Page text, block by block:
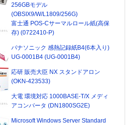
256GBモデル
(OBSIX9/W/L1809/256G)
富士通 POS-Cサーマルロール紙(高保
存) (0722410-P)
パナソニック 感熱記録紙B4(6本入り)
UG-0001B4 (UG-0001B4)
応研 販売大臣 NX スタンドアロン
(OKN-423533)
大電 環境対応 1000BASE-T/X メディ
アコンバータ (DN1800SG2E)
Microsoft Windows Server Standard